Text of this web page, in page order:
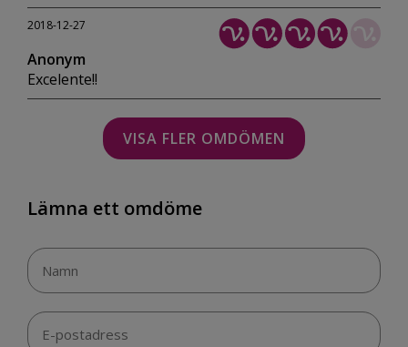
2018-12-27
Anonym
Excelente!!
VISA FLER OMDÖMEN
Lämna ett omdöme